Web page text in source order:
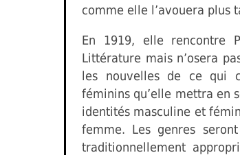
comme elle l’avouera plus
En 1919, elle rencontre
Littérature mais n’osera
les nouvelles de ce qui
féminins qu’elle mettra en
identités masculine et
femme. Les genres
traditionnellement